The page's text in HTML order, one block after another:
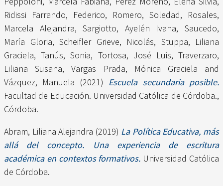
Ridissi Farrando, Federico, Romero, Soledad, Rosales,
Marcela Alejandra,Sargiotto, Ayelén Ivana,Saucedo,
María Gloria, Scheifler Grieve, Nicolás, Stuppa, Liliana
Graciela,Tanús, Sonia, Tortosa, José Luis,Traverzaro,
Liliana Susana,Vargas Prada, Mónica Graciela and
Vázquez, Manuela (2021) Escuela secundaria posible.
Facultad de Educación. Universidad Católica de Córdoba.,
Córdoba.
Abram, Liliana Alejandra (2019) La Política Educativa, más
allá del concepto. Una experiencia de escritura
académica en contextos formativos. Universidad Católica
de Córdoba.